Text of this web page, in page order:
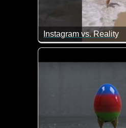
Instagram vs. Reality
Ja, auf Instagram